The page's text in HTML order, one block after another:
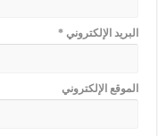
البريد الإلكتروني*
الموقع الإلكتروني